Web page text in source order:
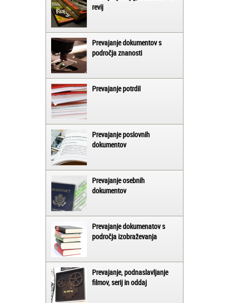
revij
Prevajanje dokumentov s
področja znanosti
Prevajanje potrdil
Prevajanje poslovnih
dokumentov
Prevajanje osebnih
dokumentov
Prevajanje dokumenatov s
področja izobraževanja
Prevajanje, podnaslavljanje
filmov, serij in oddaj